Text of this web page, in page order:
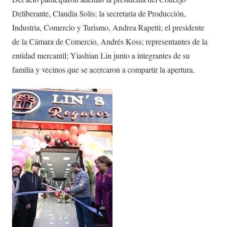
Deliberante, Claudia Solís; la secretaria de Producción,
Industria, Comercio y Turismo, Andrea Rapetti; el presidente
de la Cámara de Comercio, Andrés Koss; representantes de la
entidad mercantil; Yiashian Lin junto a integrantes de su
familia y vecinos que se acercaron a compartir la apertura.